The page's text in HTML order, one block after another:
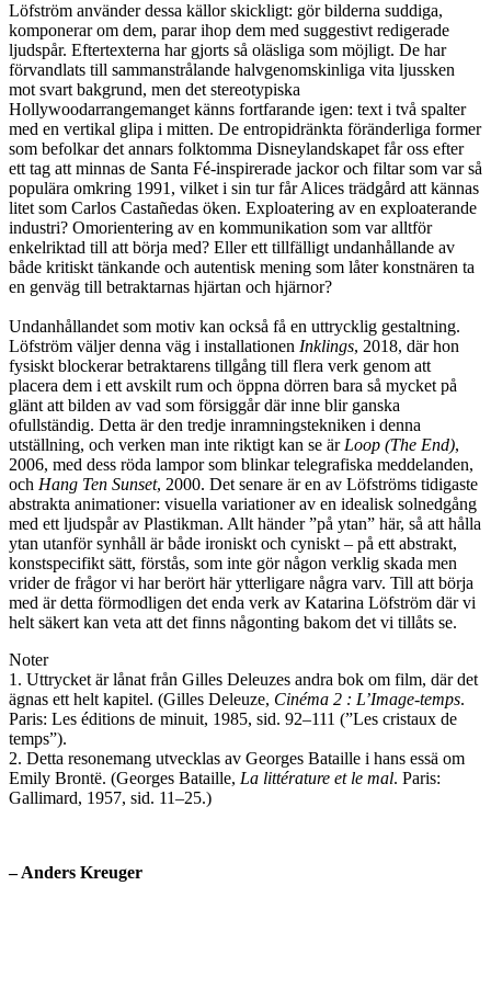
Löfström använder dessa källor skickligt: gör bilderna suddiga,
komponerar om dem, parar ihop dem med suggestivt redigerade
ljudspår. Eftertexterna har gjorts så oläsliga som möjligt. De har
förvandlats till sammanstrålande halvgenomskinliga vita ljussken
mot svart bakgrund, men det stereotypiska
Hollywoodarrangemanget känns fortfarande igen: text i två spalter
med en vertikal glipa i mitten. De entropidränkta föränderliga former
som befolkar det annars folktomma Disneylandskapet får oss efter
ett tag att minnas de Santa Fé-inspirerade jackor och filtar som var så
populära omkring 1991, vilket i sin tur får Alices trädgård att kännas
litet som Carlos Castañedas öken. Exploatering av en exploaterande
industri? Omorientering av en kommunikation som var alltför
enkelriktad till att börja med? Eller ett tillfälligt undanhållande av
både kritiskt tänkande och autentisk mening som låter konstnären ta
en genväg till betraktarnas hjärtan och hjärnor?
Undanhållandet som motiv kan också få en uttrycklig gestaltning.
Löfström väljer denna väg i installationen Inklings, 2018, där hon
fysiskt blockerar betraktarens tillgång till flera verk genom att
placera dem i ett avskilt rum och öppna dörren bara så mycket på
glänt att bilden av vad som försiggår där inne blir ganska
ofullständig. Detta är den tredje inramningstekniken i denna
utställning, och verken man inte riktigt kan se är Loop (The End),
2006, med dess röda lampor som blinkar telegrafiska meddelanden,
och Hang Ten Sunset, 2000. Det senare är en av Löfströms tidigaste
abstrakta animationer: visuella variationer av en idealisk solnedgång
med ett ljudspår av Plastikman. Allt händer ”på ytan” här, så att hålla
ytan utanför synhåll är både ironiskt och cyniskt – på ett abstrakt,
konstspecifikt sätt, förstås, som inte gör någon verklig skada men
vrider de frågor vi har berört här ytterligare några varv. Till att börja
med är detta förmodligen det enda verk av Katarina Löfström där vi
helt säkert kan veta att det finns någonting bakom det vi tillåts se.
Noter
1. Uttrycket är lånat från Gilles Deleuzes andra bok om film, där det
ägnas ett helt kapitel. (Gilles Deleuze, Cinéma 2 : L’Image-temps.
Paris: Les éditions de minuit, 1985, sid. 92–111 (”Les cristaux de
temps”).
2. Detta resonemang utvecklas av Georges Bataille i hans essä om
Emily Brontë. (Georges Bataille, La littérature et le mal. Paris:
Gallimard, 1957, sid. 11–25.)
– Anders Kreuger